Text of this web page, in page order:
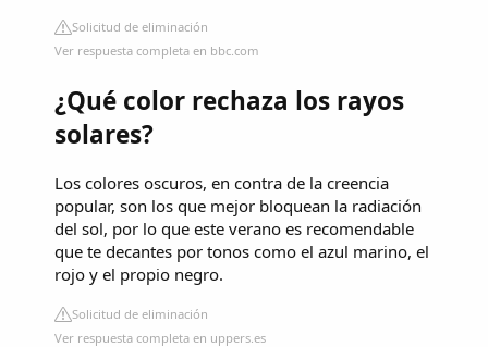
Solicitud de eliminación
Ver respuesta completa en bbc.com
¿Qué color rechaza los rayos
solares?
Los colores oscuros, en contra de la creencia
popular, son los que mejor bloquean la radiación
del sol, por lo que este verano es recomendable
que te decantes por tonos como el azul marino, el
rojo y el propio negro.
Solicitud de eliminación
Ver respuesta completa en uppers.es